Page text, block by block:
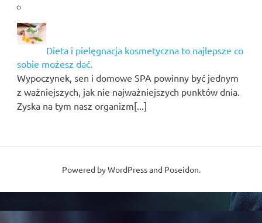
Dieta i pielęgnacja kosmetyczna to najlepsze co
sobie możesz dać.
Wypoczynek, sen i domowe SPA powinny być jednym
z ważniejszych, jak nie najważniejszych punktów dnia.
Zyska na tym nasz organizm[...]
Powered byWordPressand Poseidon.